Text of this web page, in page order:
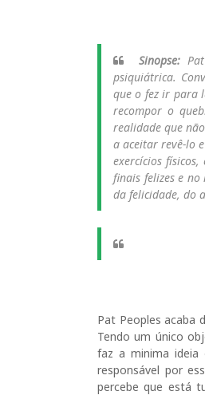
Sinopse:
psiquiátrica.
que o fez ir para
recompor o
realidade que
a aceitar revê-lo
exercícios
finais felizes e
da felicidade, do
"Estou
Pat Peoples acaba
Tendo um único
faz a minima
responsável por
percebe que está